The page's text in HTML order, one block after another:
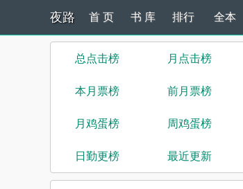
夜路 首 页 书 库 排行 全本
总点击榜 月点击榜
本月票榜 前月票榜
月鸡蛋榜 周鸡蛋榜
日勤更榜 最近更新